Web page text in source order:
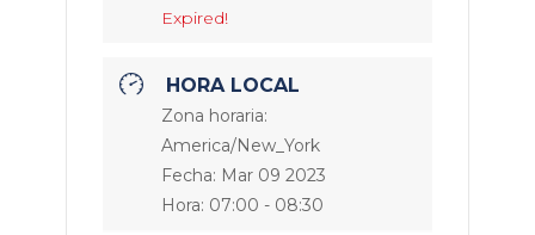
Expired!
HORA LOCAL
Zona horaria:
America/New_York
Fecha: Mar 09 2023
Hora: 07:00 - 08:30